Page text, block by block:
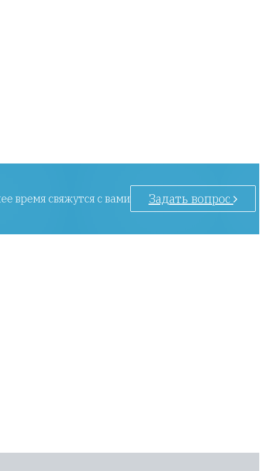
время свяжутся с вами Задать вопрос